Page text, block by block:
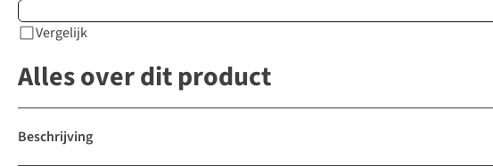
Vergelijk
Alles over dit product
Beschrijving